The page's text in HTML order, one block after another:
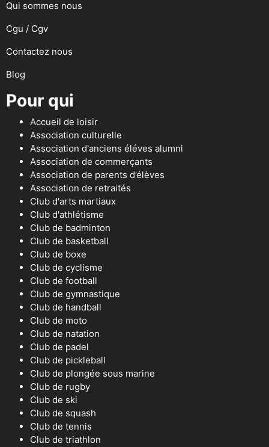
Qui sommes nous
Cgu / Cgv
Contactez nous
Blog
Pour qui
Accueil de loisir
Association culturelle
Association d'anciens éléves alumni
Association de commerçants
Association de parents d’élèves
Association de retraités
Club d'arts martiaux
Club d'athlétisme
Club de badminton
Club de basketball
Club de boxe
Club de cyclisme
Club de football
Club de gymnastique
Club de handball
Club de moto
Club de natation
Club de padel
Club de pickleball
Club de plongée sous marine
Club de rugby
Club de ski
Club de squash
Club de tennis
Club de triathlon